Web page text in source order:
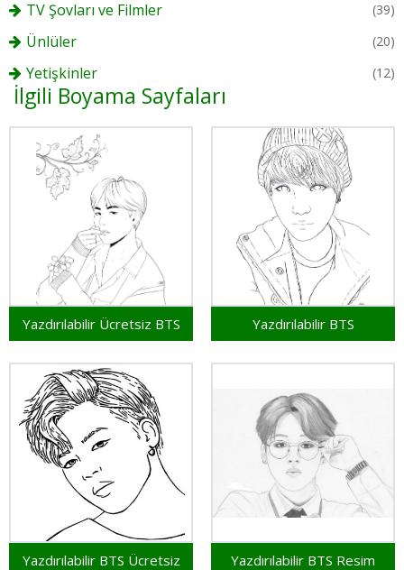
TV Şovları ve Filmler (39)
Ünlüler (20)
Yetişkinler (12)
İlgili Boyama Sayfaları
Yazdırılabilir Ücretsiz BTS Yazdırılabilir BTS
Yazdırılabilir BTS Ücretsiz Yazdırılabilir BTS Resim